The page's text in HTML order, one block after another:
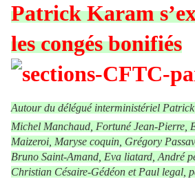
Patrick Karam
les congés bonifiés
Autour du délégué interministériel
Michel Manchaud, Fortuné Jean-Pierre,
Maizeroi, Maryse coquin, Grégory
Bruno Saint-Amand, Eva liatard, André
Christian Césaire-Gédéon et Paul legal,